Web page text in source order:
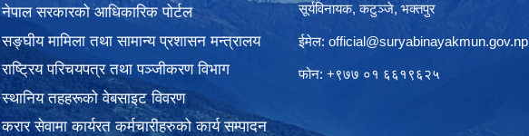
नेपाल सरकारको आधिकारिक पोर्टल
सङ्‍घीय मामिला तथा सामान्य प्रशासन मन्त्रालय
राष्ट्रिय परिचयपत्र तथा पञ्जीकरण विभाग
स्थानिय तहहरूको वेबसाइट विवरण
करार सेवामा कार्यरत कर्मचारीहरुको कार्य सम्पादन
सूर्यविनायक, कटुञ्जे, भक्तपुर
ईमेल: official@suryabinayakmun.gov.np
फोन: +९७७ ०१ ६६१९६२५